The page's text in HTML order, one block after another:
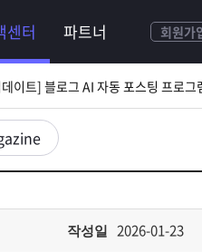
센터 파트너 회원가
이트] N사 쪽지 자동 발송 프로그램
작성일 2026-01-23